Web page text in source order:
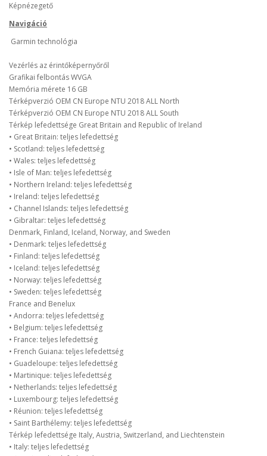
Képnézegető
Navigáció
Garmin technológia
Vezérlés az érintőképernyőről
Grafikai felbontás WVGA
Memória mérete 16 GB
Térképverzió OEM CN Europe NTU 2018 ALL North
Térképverzió OEM CN Europe NTU 2018 ALL South
Térkép lefedettsége Great Britain and Republic of Ireland
• Great Britain: teljes lefedettség
• Scotland: teljes lefedettség
• Wales: teljes lefedettség
• Isle of Man: teljes lefedettség
• Northern Ireland: teljes lefedettség
• Ireland: teljes lefedettség
• Channel Islands: teljes lefedettség
• Gibraltar: teljes lefedettség
Denmark, Finland, Iceland, Norway, and Sweden
• Denmark: teljes lefedettség
• Finland: teljes lefedettség
• Iceland: teljes lefedettség
• Norway: teljes lefedettség
• Sweden: teljes lefedettség
France and Benelux
• Andorra: teljes lefedettség
• Belgium: teljes lefedettség
• France: teljes lefedettség
• French Guiana: teljes lefedettség
• Guadeloupe: teljes lefedettség
• Martinique: teljes lefedettség
• Netherlands: teljes lefedettség
• Luxembourg: teljes lefedettség
• Réunion: teljes lefedettség
• Saint Barthélemy: teljes lefedettség
Térkép lefedettsége Italy, Austria, Switzerland, and Liechtenstein
• Italy: teljes lefedettség